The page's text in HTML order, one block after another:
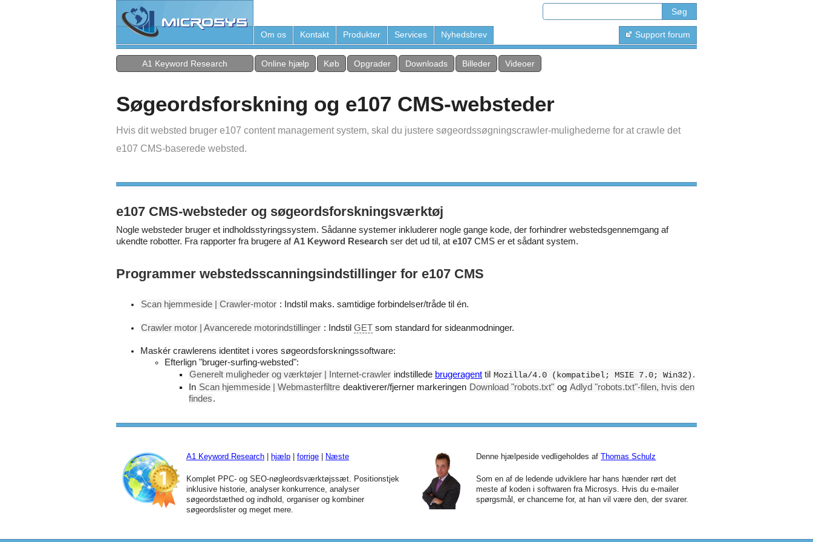
Om os Kontakt Produkter Services Nyhedsbrev Support forum
A1 Keyword Research Online hjælp Køb Opgrader Downloads Billeder Videoer
Søgeordsforskning og e107 CMS-websteder
Hvis dit websted bruger e107 content management system, skal du justere søgeordssøgningscrawler-mulighederne for at crawle det
e107 CMS-baserede websted.
e107 CMS-websteder og søgeordsforskningsværktøj
Nogle websteder bruger et indholdsstyringssystem. Sådanne systemer inkluderer nogle gange kode, der forhindrer webstedsgennemgang af
ukendte robotter. Fra rapporter fra brugere af A1 Keyword Research ser det ud til, at e107 CMS er et sådant system.
Programmer webstedsscanningsindstillinger for e107 CMS
Scan hjemmeside | Crawler-motor : Indstil maks. samtidige forbindelser/tråde til én.
Crawler motor | Avancerede motorindstillinger : Indstil GET som standard for sideanmodninger.
Maskér crawlerens identitet i vores søgeordsforskningssoftware:
Efterlign "bruger-surfing-websted":
Generelt muligheder og værktøjer | Internet-crawler indstillede brugeragent til Mozilla/4.0 (kompatibel; MSIE 7.0; Win32) .
In Scan hjemmeside | Webmasterfiltre deaktiverer/fjerner markeringen Download "robots.txt" og Adlyd "robots.txt"-filen, hvis den
findes.
A1 Keyword Research hjælp forrige Næste
Komplet PPC- og SEO-nøgleordsværktøjssæt. Positionstjek
inklusive historie, analyser konkurrence, analyser
søgeordstæthed og indhold, organiser og kombiner
søgeordslister og meget mere.
Denne hjælpeside vedligeholdes afThomas Schulz
Som en af de ledende udviklere har hans hænder rørt det
meste af koden i softwaren fra Microsys. Hvis du e-mailer
spørgsmål, er chancerne for, at han vil være den, der svarer.